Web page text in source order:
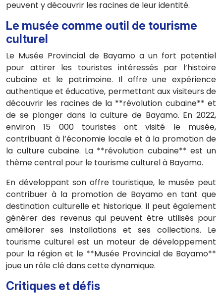
peuvent y découvrir les racines de leur identité.
Le musée comme outil de tourisme
culturel
Le Musée Provincial de Bayamo a un fort potentiel
pour attirer les touristes intéressés par l’histoire
cubaine et le patrimoine. Il offre une expérience
authentique et éducative, permettant aux visiteurs de
découvrir les racines de la **révolution cubaine** et
de se plonger dans la culture de Bayamo. En 2022,
environ 15 000 touristes ont visité le musée,
contribuant à l’économie locale et à la promotion de
la culture cubaine. La **révolution cubaine** est un
thème central pour le tourisme culturel à Bayamo.
En développant son offre touristique, le musée peut
contribuer à la promotion de Bayamo en tant que
destination culturelle et historique. Il peut également
générer des revenus qui peuvent être utilisés pour
améliorer ses installations et ses collections. Le
tourisme culturel est un moteur de développement
pour la région et le **Musée Provincial de Bayamo**
joue un rôle clé dans cette dynamique.
Critiques et défis